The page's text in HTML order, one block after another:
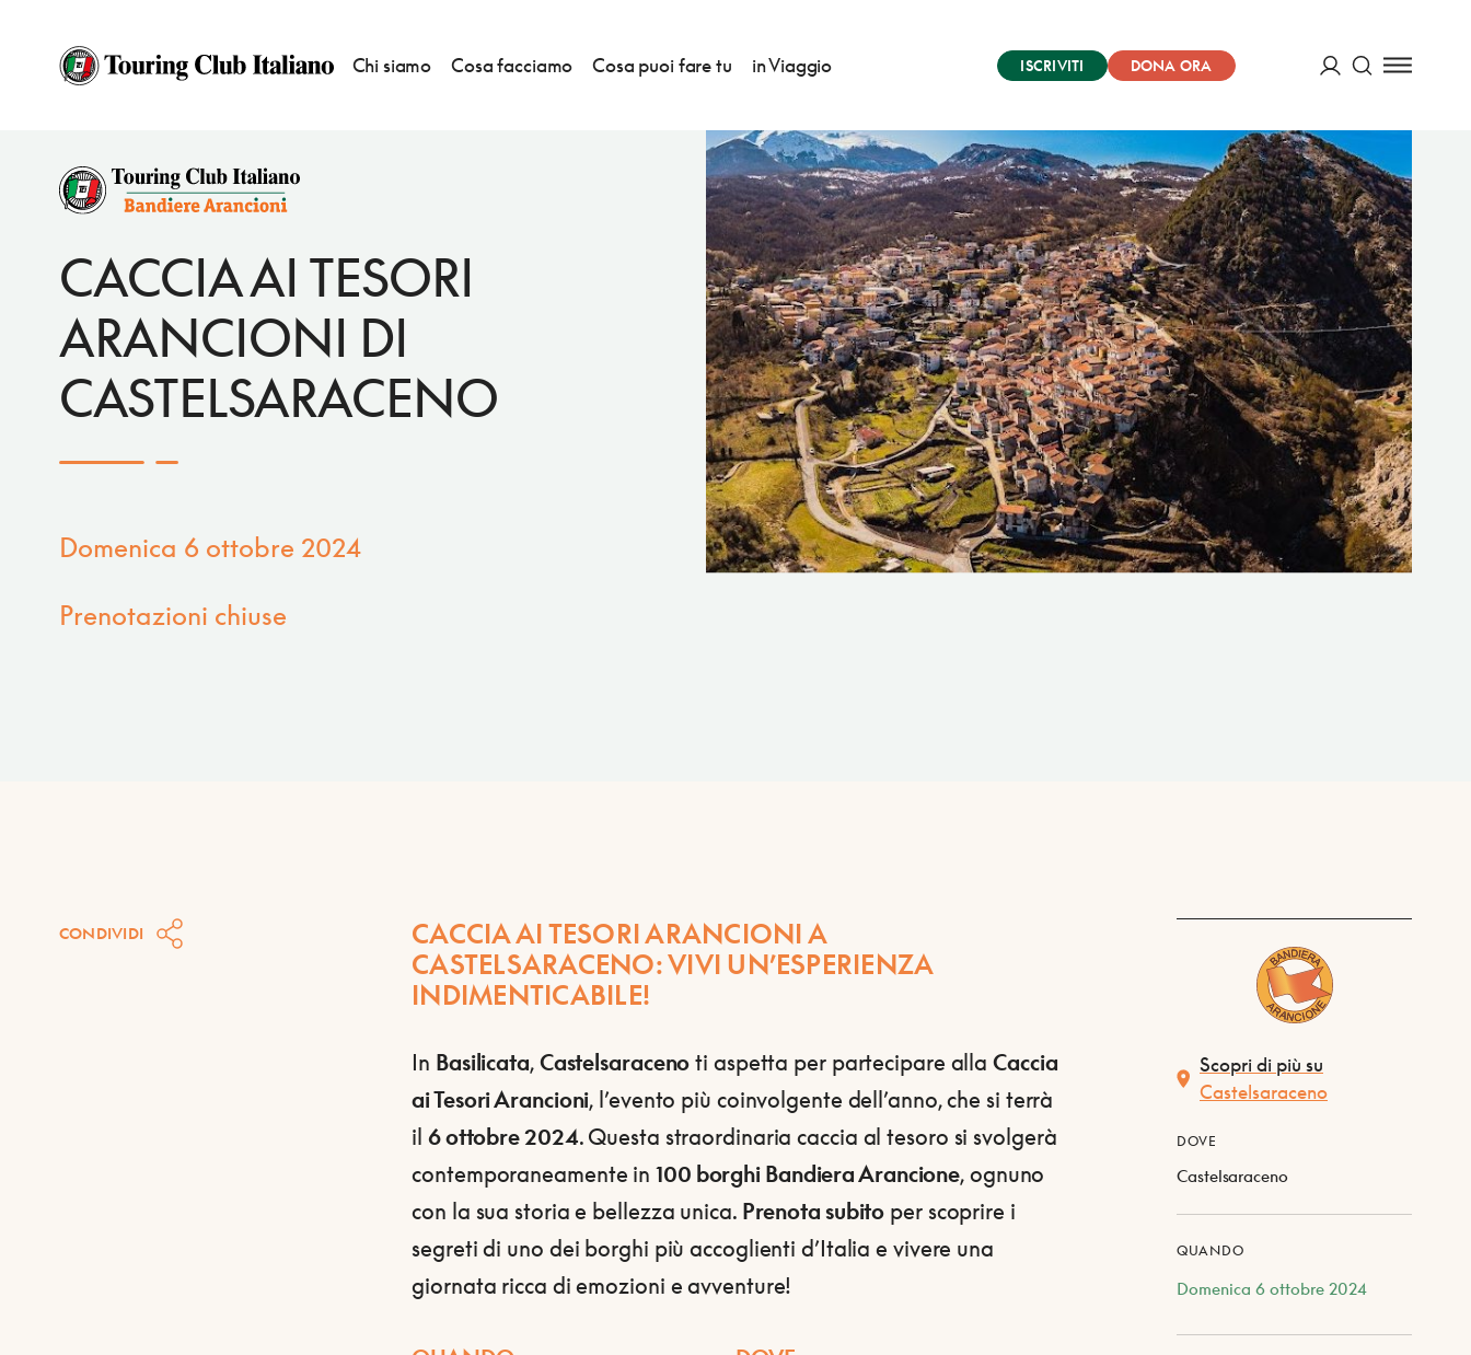
Chi siamo Cosa facciamo Cosa puoi fare tu in Viaggio ISCRIVITI
DONA ORA
CACCIA AI TESORI
ARANCIONI DI
CASTELSARACENO
Domenica 6 ottobre 2024
Prenotazioni chiuse
CACCIA AI TESORI ARANCIONI A
CASTELSARACENO: VIVI UN’ESPERIENZA
INDIMENTICABILE!
In Basilicata, Castelsaraceno ti aspetta per partecipare allaCaccia
ai Tesori Arancioni, l’evento più coinvolgente dell’anno, che si terrà
il 6 ottobre 2024. Questa straordinaria caccia al tesoro si svolgerà
contemporaneamente in100 borghi Bandiera Arancione, ognuno
con la sua storia e bellezza unica. Prenota subito per scoprire i
segreti di uno dei borghi più accoglienti d’Italia e vivere una
giornata ricca di emozioni e avventure!
CONDIVIDI
Scopri di più su
Castelsaraceno
DOVE
Castelsaraceno
QUANDO
Domenica 6 ottobre 2024